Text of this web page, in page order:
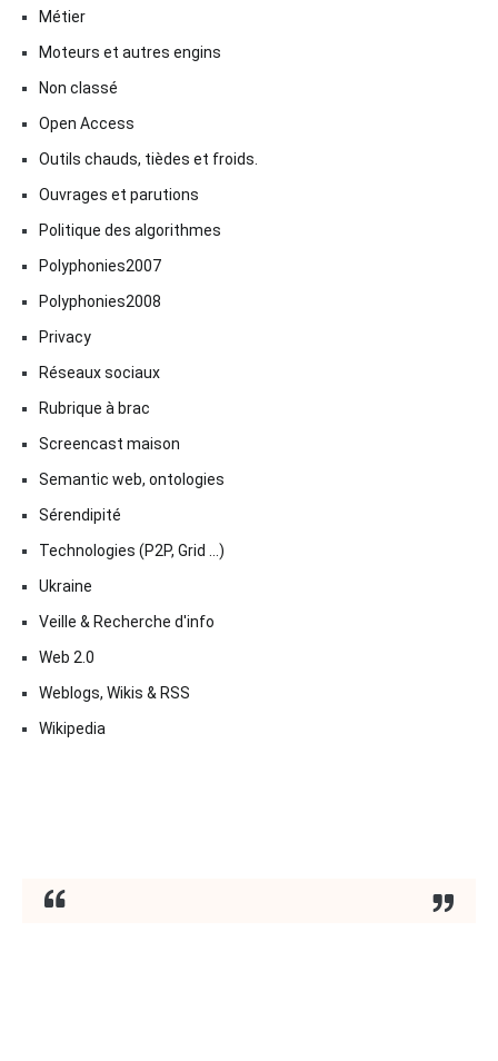
Métier
Moteurs et autres engins
Non classé
Open Access
Outils chauds, tièdes et froids.
Ouvrages et parutions
Politique des algorithmes
Polyphonies2007
Polyphonies2008
Privacy
Réseaux sociaux
Rubrique à brac
Screencast maison
Semantic web, ontologies
Sérendipité
Technologies (P2P, Grid …)
Ukraine
Veille & Recherche d'info
Web 2.0
Weblogs, Wikis & RSS
Wikipedia